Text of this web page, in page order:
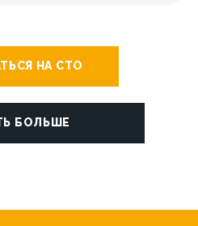
НА СТО
БОЛЬШЕ